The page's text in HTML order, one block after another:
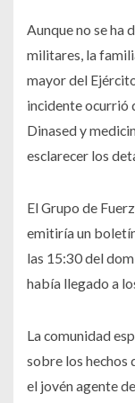
Aunque no se ha
militares, la
mayor del
incidente ocurrió
Dinased y
esclarecer los
El Grupo de
emitiría un
las 15:30 del
había llegado a
La comunidad
sobre los hechos
el jovén agente